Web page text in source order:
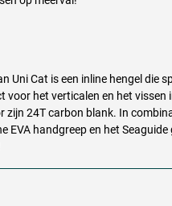
Uni Cat is een inline hengel die
voor het verticalen en het
zijn 24T carbon blank. In
EVA handgreep en het